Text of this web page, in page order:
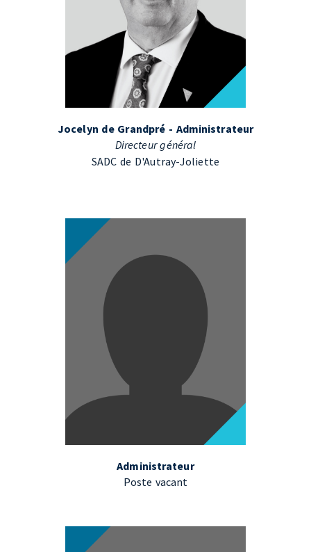
Jocelyn de Grandpré - Administrateur
Directeur général
SADC de D'Autray-Joliette
Administrateur
Poste vacant